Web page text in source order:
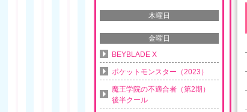
木曜日
金曜日
BEYBLADE X
ポケットモンスター（2023）
魔王学院の不適合者（第2期）
後半クール